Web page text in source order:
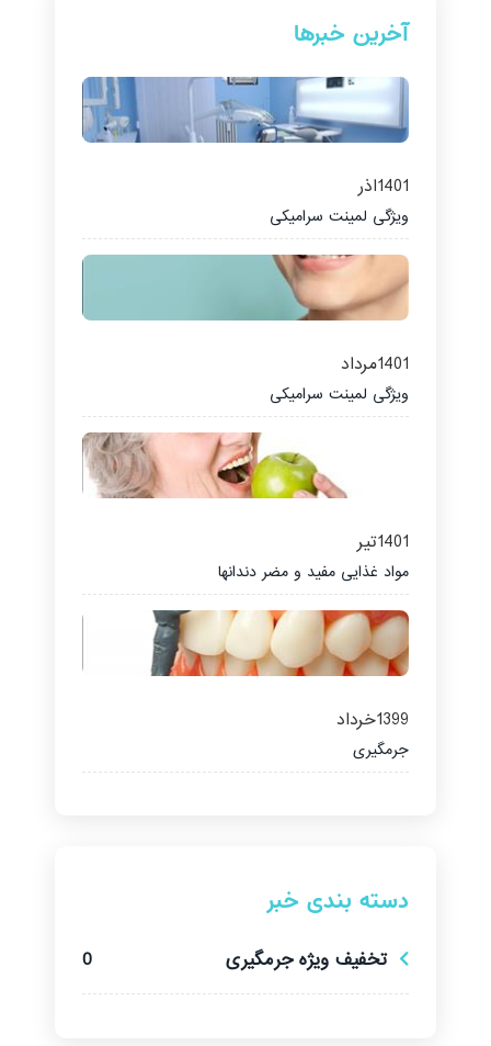
آخرین خبرها
1401اذر
ویژگی لمینت سرامیکی
1401مرداد
ویژگی لمینت سرامیکی
1401تیر
مواد غذایی مفید و مضر دندانها
1399خرداد
جرمگیری
دسته بندی خبر
تخفیف ویژه جرمگیری 0